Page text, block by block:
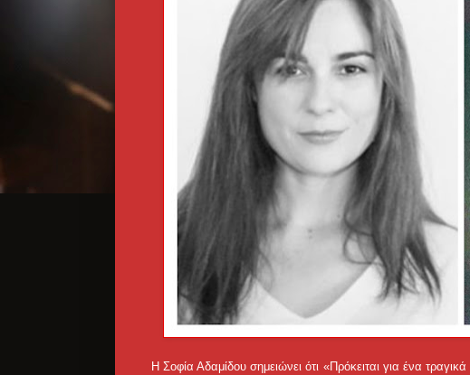
Η Σοφία Αδαμίδου σημειώνει ότι «Πρόκειται για ένα